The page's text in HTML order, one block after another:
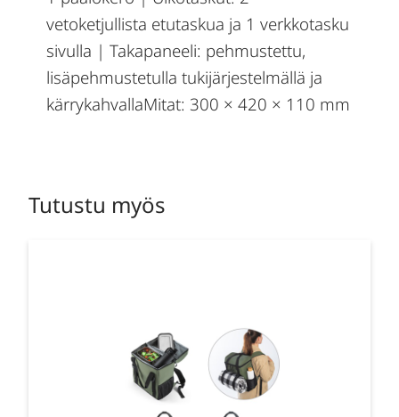
vetoketjullista etutaskua ja 1 verkkotasku
sivulla | Takapaneeli: pehmustettu,
lisäpehmustetulla tukijärjestelmällä ja
kärrykahvallaMitat: 300 × 420 × 110 mm
Tutustu myös